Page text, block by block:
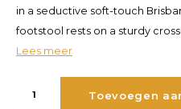
in a seductive soft-touch
footstool rests on a sturdy
Lees meer
Toevoegen